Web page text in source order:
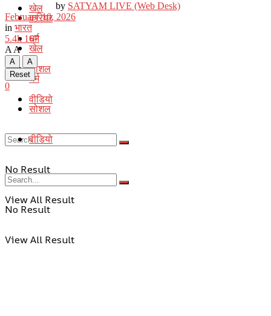
खेल
धर्म
सोशल
वीडियो
No Result
View All Result
करियर
खेल
धर्म
सोशल
वीडियो
No Result
View All Result
by SATYAM LIVE (Web Desk)
February 10, 2026
in भारत
5.4k 167
A A
A
A
Reset
0